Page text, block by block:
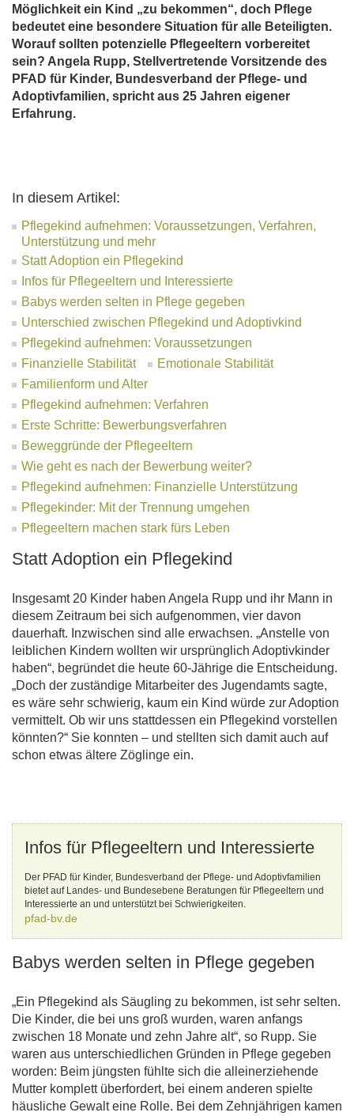
Möglichkeit ein Kind „zu bekommen“, doch Pflege
bedeutet eine besondere Situation für alle Beteiligten.
Worauf sollten potenzielle Pflegeeltern vorbereitet
sein? Angela Rupp, Stellvertretende Vorsitzende des
PFAD für Kinder, Bundesverband der Pflege- und
Adoptivfamilien, spricht aus 25 Jahren eigener
Erfahrung.
In diesem Artikel:
Pflegekind aufnehmen: Voraussetzungen, Verfahren,
Unterstützung und mehr
Statt Adoption ein Pflegekind
Infos für Pflegeeltern und Interessierte
Babys werden selten in Pflege gegeben
Unterschied zwischen Pflegekind und Adoptivkind
Pflegekind aufnehmen: Voraussetzungen
Finanzielle Stabilität
Emotionale Stabilität
Familienform und Alter
Pflegekind aufnehmen: Verfahren
Erste Schritte: Bewerbungsverfahren
Beweggründe der Pflegeeltern
Wie geht es nach der Bewerbung weiter?
Pflegekind aufnehmen: Finanzielle Unterstützung
Pflegekinder: Mit der Trennung umgehen
Pflegeeltern machen stark fürs Leben
Statt Adoption ein Pflegekind
Insgesamt 20 Kinder haben Angela Rupp und ihr Mann in
diesem Zeitraum bei sich aufgenommen, vier davon
dauerhaft. Inzwischen sind alle erwachsen. „Anstelle von
leiblichen Kindern wollten wir ursprünglich Adoptivkinder
haben“, begründet die heute 60-Jährige die Entscheidung.
„Doch der zuständige Mitarbeiter des Jugendamts sagte,
es wäre sehr schwierig, kaum ein Kind würde zur Adoption
vermittelt. Ob wir uns stattdessen ein Pflegekind vorstellen
könnten?“ Sie konnten – und stellten sich damit auch auf
schon etwas ältere Zöglinge ein.
Infos für Pflegeeltern und Interessierte
Der PFAD für Kinder, Bundesverband der Pflege- und Adoptivfamilien
bietet auf Landes- und Bundesebene Beratungen für Pflegeeltern und
Interessierte an und unterstützt bei Schwierigkeiten.
pfad-bv.de
Babys werden selten in Pflege gegeben
„Ein Pflegekind als Säugling zu bekommen, ist sehr selten.
Die Kinder, die bei uns groß wurden, waren anfangs
zwischen 18 Monate und zehn Jahre alt“, so Rupp. Sie
waren aus unterschiedlichen Gründen in Pflege gegeben
worden: Beim jüngsten fühlte sich die alleinerziehende
Mutter komplett überfordert, bei einem anderen spielte
häusliche Gewalt eine Rolle. Bei dem Zehnjährigen kamen